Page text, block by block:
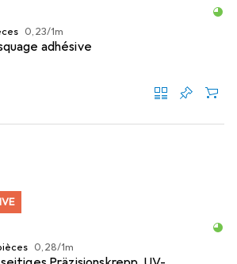
EUR
0,23/1m
adhésive
EUR
0,28/1m